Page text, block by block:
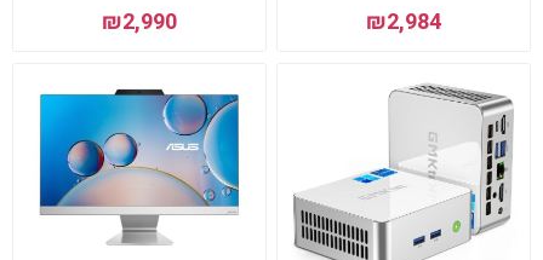
₪2,984
₪2,990